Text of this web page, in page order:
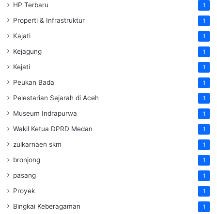
HP Terbaru 1
Properti & Infrastruktur 1
Kajati 1
Kejagung 1
Kejati 1
Peukan Bada 1
Pelestarian Sejarah di Aceh 1
Museum Indrapurwa 1
Wakil Ketua DPRD Medan 1
zulkarnaen skm 1
bronjong 1
pasang 1
Proyek 1
Bingkai Keberagaman 1